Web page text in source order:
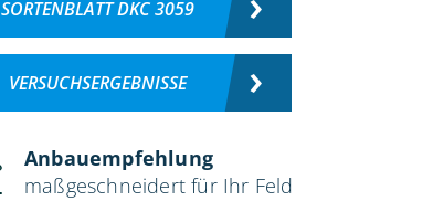
SORTENBLATT DKC 3059
VERSUCHSERGEBNISSE
Anbauempfehlung
maßgeschneidert für Ihr Feld